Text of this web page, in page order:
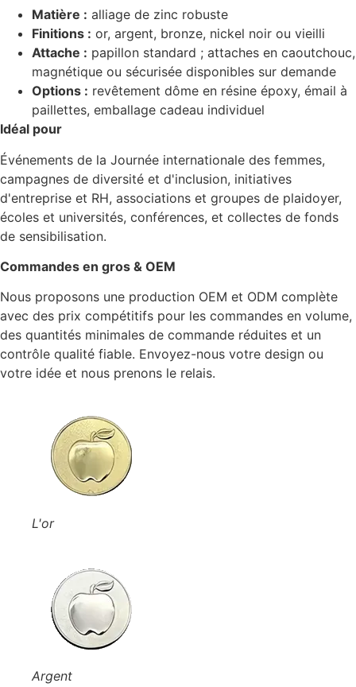
Matière : alliage de zinc robuste
Finitions : or, argent, bronze, nickel noir ou vieilli
Attache : papillon standard ; attaches en caoutchouc,
magnétique ou sécurisée disponibles sur demande
Options : revêtement dôme en résine époxy, émail à
paillettes, emballage cadeau individuel
Idéal pour
Événements de la Journée internationale des femmes,
campagnes de diversité et d'inclusion, initiatives
d'entreprise et RH, associations et groupes de plaidoyer,
écoles et universités, conférences, et collectes de fonds
de sensibilisation.
Commandes en gros & OEM
Nous proposons une production OEM et ODM complète
avec des prix compétitifs pour les commandes en volume,
des quantités minimales de commande réduites et un
contrôle qualité fiable. Envoyez-nous votre design ou
votre idée et nous prenons le relais.
L'or
Argent